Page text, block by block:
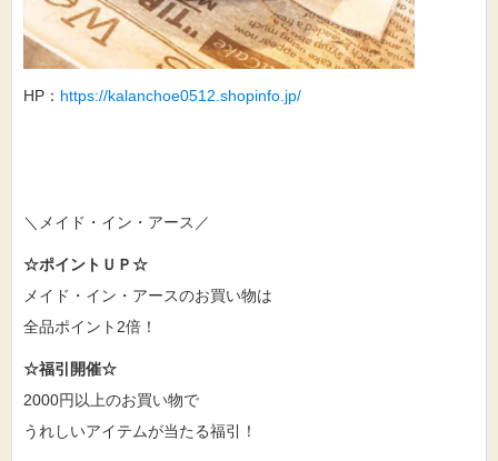
HP： https://kalanchoe0512.shopinfo.jp/
＼メイド・イン・アース／
☆ポイントＵＰ☆
メイド・イン・アースのお買い物は
全品ポイント2倍！
☆福引開催☆
2000円以上のお買い物で
うれしいアイテムが当たる福引！